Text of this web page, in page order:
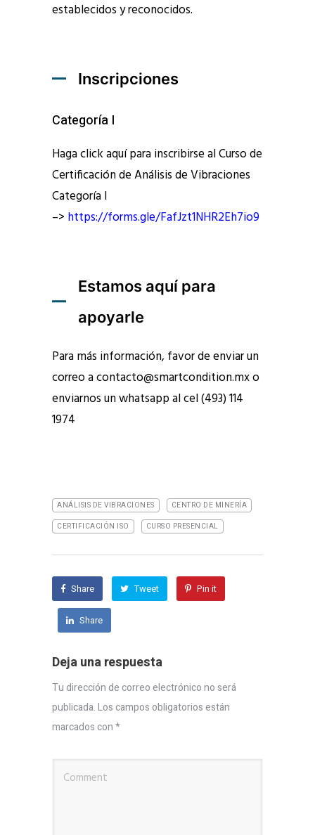
establecidos y reconocidos.
Inscripciones
Categoría I
Haga click aquí para inscribirse al Curso de
Certificación de Análisis de Vibraciones
Categoría I
–> https://forms.gle/FafJzt1NHR2Eh7io9
Estamos aquí para
apoyarle
Para más información, favor de enviar un
correo acontacto@smartcondition.mxo
enviarnos un whatsapp al cel (493) 114
1974
ANÁLISIS DE VIBRACIONES CENTRO DE MINERÍA
CERTIFICACIÓN ISO CURSO PRESENCIAL
Share Tweet Pin it
Share
Deja una respuesta
Tu dirección de correo electrónico no será
publicada.Los campos obligatorios están
marcados con*